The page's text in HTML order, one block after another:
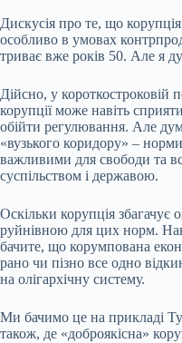
Дискусія про те, що
особливо в умовах
триває вже років 50. Але я
Дійсно, у короткостроковій
корупції може навіть
обійти регулювання. Але
«вузького коридору» –
важливими для свободи та
суспільством і державою.
Оскільки корупція
руйнівною для цих норм.
бачите, що корумпована
рано чи пізно все одно
на олігархічну систему.
Ми бачимо це на прикладі
також, де «доброякісна»